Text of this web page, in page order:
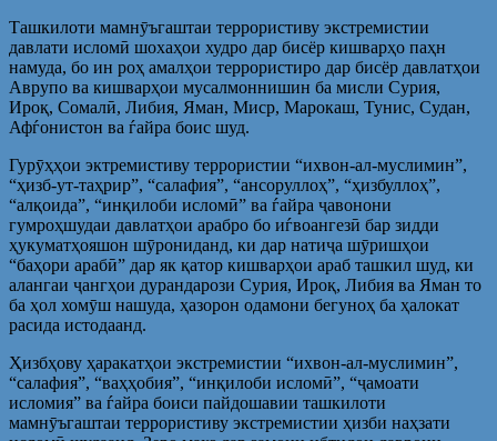
Ташкилоти мамнӯъгаштаи террористиву экстремистии
давлати исломӣ шохаҳои худро дар бисёр кишварҳо паҳн
намуда, бо ин роҳ амалҳои террористиро дар бисёр давлатҳои
Аврупо ва кишварҳои мусалмоннишин ба мисли Сурия,
Ироқ, Сомалӣ, Либия, Яман, Миср, Марокаш, Тунис, Судан,
Афѓонистон ва ѓайра боис шуд.
Гурӯҳҳои эктремистиву террористии “ихвон-ал-муслимин”,
“ҳизб-ут-таҳрир”, “салафия”, “ансоруллоҳ”, “ҳизбуллоҳ”,
“алқоида”, “инқилоби исломӣ” ва ѓайра ҷавонони
гумроҳшудаи давлатҳои арабро бо иѓвоангезӣ бар зидди
ҳукуматҳояшон шӯрониданд, ки дар натиҷа шӯришҳои
“баҳори арабӣ” дар як қатор кишварҳои араб ташкил шуд, ки
алангаи ҷангҳои дурандарози Сурия, Ироқ, Либия ва Яман то
ба ҳол хомӯш нашуда, ҳазорон одамони бегуноҳ ба ҳалокат
расида истодаанд.
Ҳизбҳову ҳаракатҳои экстремистии “ихвон-ал-муслимин”,
“салафия”, “ваҳҳобия”, “инқилоби исломӣ”, “ҷамоати
исломия” ва ѓайра боиси пайдошавии ташкилоти
мамнӯъгаштаи террористиву экстремистии ҳизби наҳзати